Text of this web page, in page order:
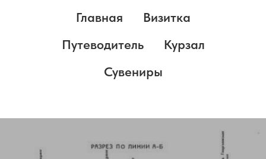
Главная
Визитка
Путеводитель
Курзал
Сувениры